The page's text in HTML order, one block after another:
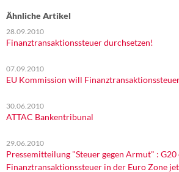
Ähnliche Artikel
28.09.2010
Finanztransaktionssteuer durchsetzen!
07.09.2010
EU Kommission will
30.06.2010
ATTAC Bankentribunal
29.06.2010
Pressemitteilung "Steuer gegen Armut" : G20
Finanztransaktionssteuer in der Euro Zone